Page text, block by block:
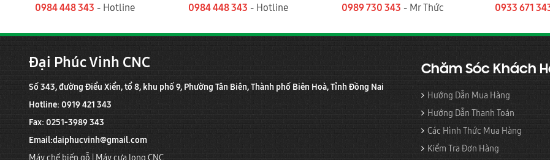
0984 448 343 - Hotline
0984 448 343 - Hotline
0989 730 343 - Mr Thức
0933 671
Đại Phúc Vinh CNC
Số 343, đường Điểu Xiển, tổ 8, khu phố 9, Phường Tân Biên, Thành phố Biên Hoà, Tỉnh Đồng Nai
Hotline: 0919 421 343
Fax: 0251-3989 343
Email:daiphucvinh@gmail.com
Chăm Sóc Khách
Hướng Dẫn Mua Hàng
Hướng Dẫn Thanh Toán
Các Hình Thức Mua Hàng
Kiểm Tra Đơn Hàng